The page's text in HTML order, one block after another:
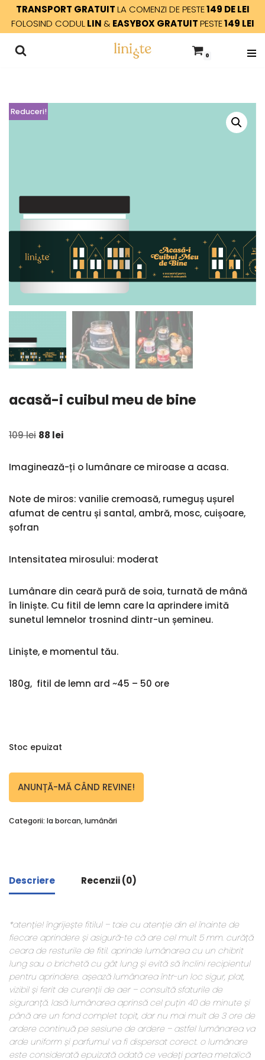
Sari
la
conținut
TRANSPORT GRATUITLA COMENZI DE PESTE149 DE LEI
FOLOSIND CODULLIN & EASYBOX GRATUITPESTE149 LEI
0
Reduceri!
acasă-i cuibul meu de bine
109lei 88 lei
Imaginează-ți o lumânare ce miroase a acasa.
Note de miros: vanilie cremoasă, rumeguș ușurel
afumat de centru și santal, ambră, mosc, cuișoare,
șofran
Intensitatea mirosului: moderat
Lumânare din ceară pură de soia, turnată de mână
în liniște. Cu fitil de lemn care la aprindere imită
sunetul lemnelor trosnind dintr-un șemineu.
Liniște, e momentul tău.
180g, fitil de lemn ard ~45 – 50 ore
Stoc epuizat
ANUNȚĂ-MĂ CÂND REVINE!
Categorii: la borcan,lumânări
Descriere Recenzii (0)
*atenție! îngrijește fitilul – taie cu atenție din el înainte de
fiecare aprindere și asigură-te că are cel mult 5 mm. curăță
ceara de resturile de fitil. aprinde lumânarea cu un chibrit
lung sau o brichetă cu gât lung și evită să înclini recipientul
pentru aprindere. așează lumânarea într-un loc sigur, plat,
vizibil și ferit de curenții de aer – consultă sfaturile de
siguranță. lasă lumânarea aprinsă cel puțin 40 de minute și
până are un fond complet topit, dar nu mai mult de 3 ore de
ardere continuă pe sesiune de ardere – astfel lumânarea va
arde uniform și parfumul va fi dispersat corect. o lumânare
este considerată epuizată odată ce vedeți partea metalică